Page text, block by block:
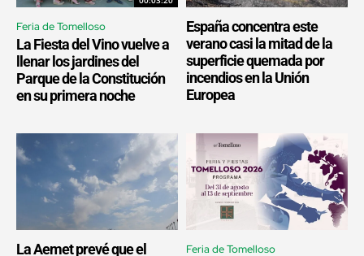
Feria de Tomelloso
La Fiesta del Vino vuelve a
llenar los jardines del
Parque de la Constitución
en su primera noche
España concentra este
verano casi la mitad de la
superficie quemada por
incendios en la Unión
Europea
La Aemet prevé que el
Feria de Tomelloso